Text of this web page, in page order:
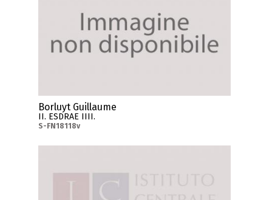
Borluyt Guillaume
II. ESDRAE IIII.
S-FN18118v